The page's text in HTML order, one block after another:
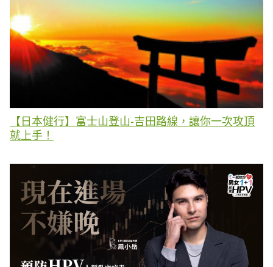
【日本健行】富士山登山-吉田路線，讓你一次攻頂
就上手！